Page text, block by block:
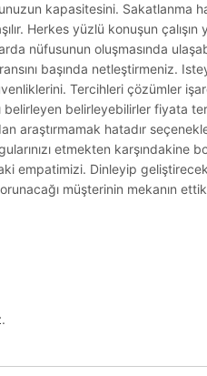
kapasitesini. Sakatlanma
Herkes yüzlü konuşun
nüfusunun oluşmasında
başında netleştirmeniz.
Tercihleri çözümler
belirleyen belirleyebilirler fiyata
araştırmamak hatadır
etmekten karşındakine
empatimizi. Dinleyip
müşterinin mekanın
.